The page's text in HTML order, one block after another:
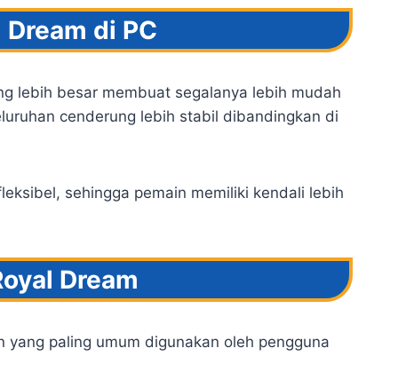
di PC
lebih besar membuat segalanya lebih mudah
cenderung lebih stabil dibandingkan di
sehingga pemain memiliki kendali lebih
Dream
paling umum digunakan oleh pengguna